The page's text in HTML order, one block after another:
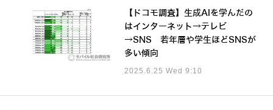
【ドコモ調査】生成AIを学んだの
はインターネット→テレビ
→SNS 若年層や学生ほどSNSが
多い傾向
2025.6.25 Wed 9:10